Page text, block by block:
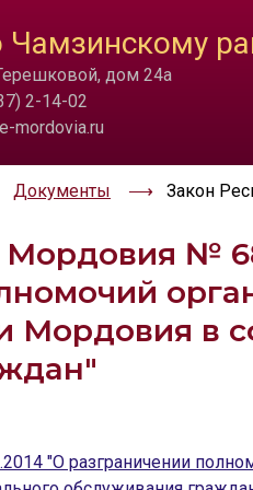
Ч/б
Чамзинскому
дом 24а
2-14-02
mordovia.ru
Документы Закон
№
Мордовия в
"О разграничении